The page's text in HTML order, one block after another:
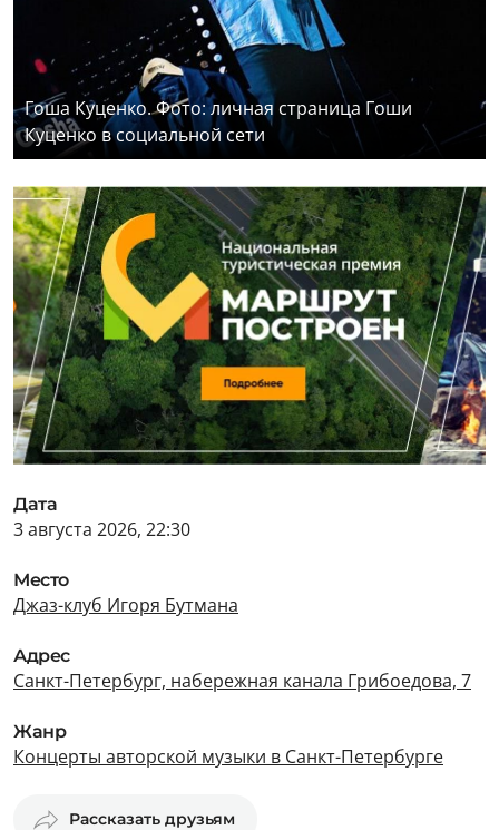
Гоша Куценко. Фото: личная страница Гоши
Куценко в социальной сети
Дата
3 августа 2026, 22:30
Место
Джаз-клуб Игоря Бутмана
Адрес
Санкт-Петербург, набережная канала Грибоедова, 7
Жанр
Концерты авторской музыки в Санкт-Петербурге
Рассказать друзьям